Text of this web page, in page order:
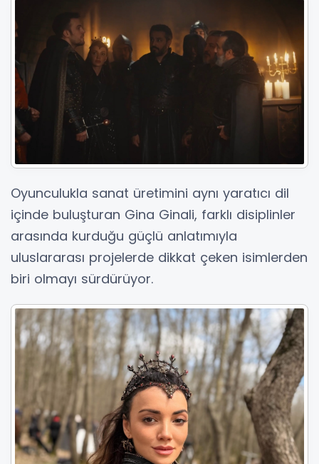
Oyunculukla sanat üretimini aynı yaratıcı dil
içinde buluşturan Gina Ginali, farklı disiplinler
arasında kurduğu güçlü anlatımıyla
uluslararası projelerde dikkat çeken isimlerden
biri olmayı sürdürüyor.